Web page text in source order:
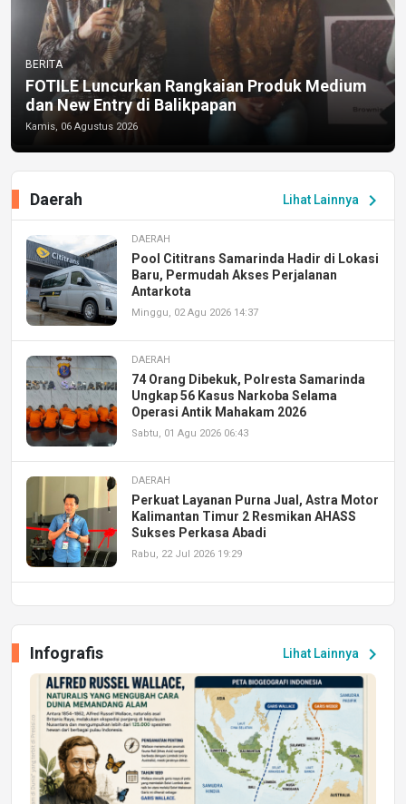
BERITA
FOTILE Luncurkan Rangkaian Produk Medium
dan New Entry di Balikpapan
Kamis, 06 Agustus 2026
Lihat Lainnya chevron_right
Daerah
DAERAH
Pool Cititrans Samarinda Hadir di Lokasi
Baru, Permudah Akses Perjalanan
Antarkota
Minggu, 02 Agu 2026 14:37
DAERAH
74 Orang Dibekuk, Polresta Samarinda
Ungkap 56 Kasus Narkoba Selama
Operasi Antik Mahakam 2026
Sabtu, 01 Agu 2026 06:43
DAERAH
Perkuat Layanan Purna Jual, Astra Motor
Kalimantan Timur 2 Resmikan AHASS
Sukses Perkasa Abadi
Rabu, 22 Jul 2026 19:29
Peluang Kerja dan Magang
Jumat, 17 Jul 2026 22:30
DAERAH
Astra Motor Kalimantan Timur 2 Dukung
Mahasiswa Samarinda dalam Astra
Honda SDGs Future Leaders 2026
Jumat, 10 Jul 2026 19:01
Lihat Lainnya chevron_right
Infografis